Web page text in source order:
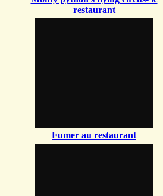
restaurant
Fumer au restaurant